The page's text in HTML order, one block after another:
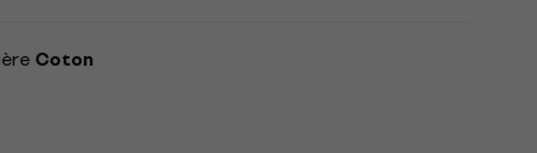
Coton